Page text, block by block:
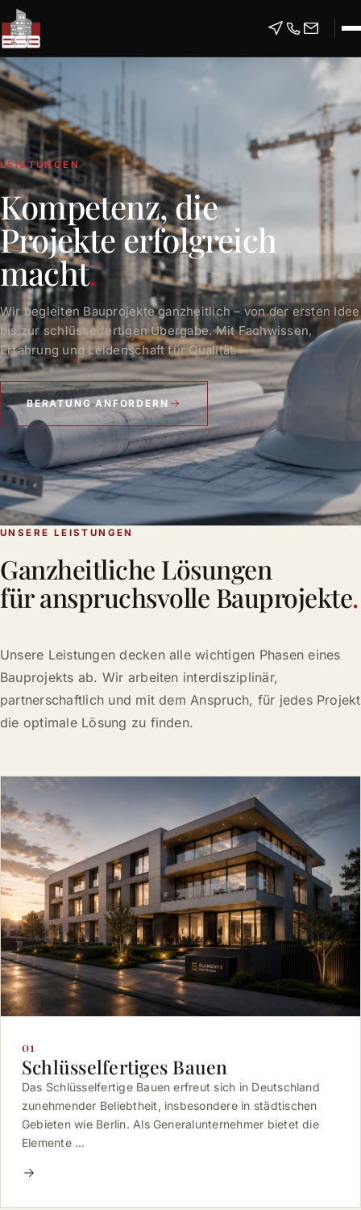
LEISTUNGEN
Kompetenz, die
Projekte erfolgreich
macht.
Wir begleiten Bauprojekte ganzheitlich – von der ersten Idee
bis zur schlüsselfertigen Übergabe. Mit Fachwissen,
Erfahrung und Leidenschaft für Qualität.
BERATUNG ANFORDERN
UNSERE LEISTUNGEN
Ganzheitliche Lösungen
für anspruchsvolle Bauprojekte.
Unsere Leistungen decken alle wichtigen Phasen eines
Bauprojekts ab. Wir arbeiten interdisziplinär,
partnerschaftlich und mit dem Anspruch, für jedes Projekt
die optimale Lösung zu finden.
01
Schlüsselfertiges Bauen
Das Schlüsselfertige Bauen erfreut sich in Deutschland
zunehmender Beliebtheit, insbesondere in städtischen
Gebieten wie Berlin. Als Generalunternehmer bietet die
Elemente …